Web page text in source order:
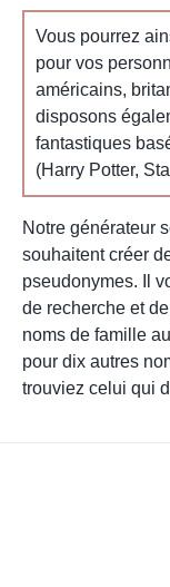
Vous pourrez
pour vos
américains,
disposons
fantastiques
(Harry Potter,
Notre générateur
souhaitent créer
pseudonymes. Il
de recherche et
noms de famille
pour dix autres
trouviez celui qui